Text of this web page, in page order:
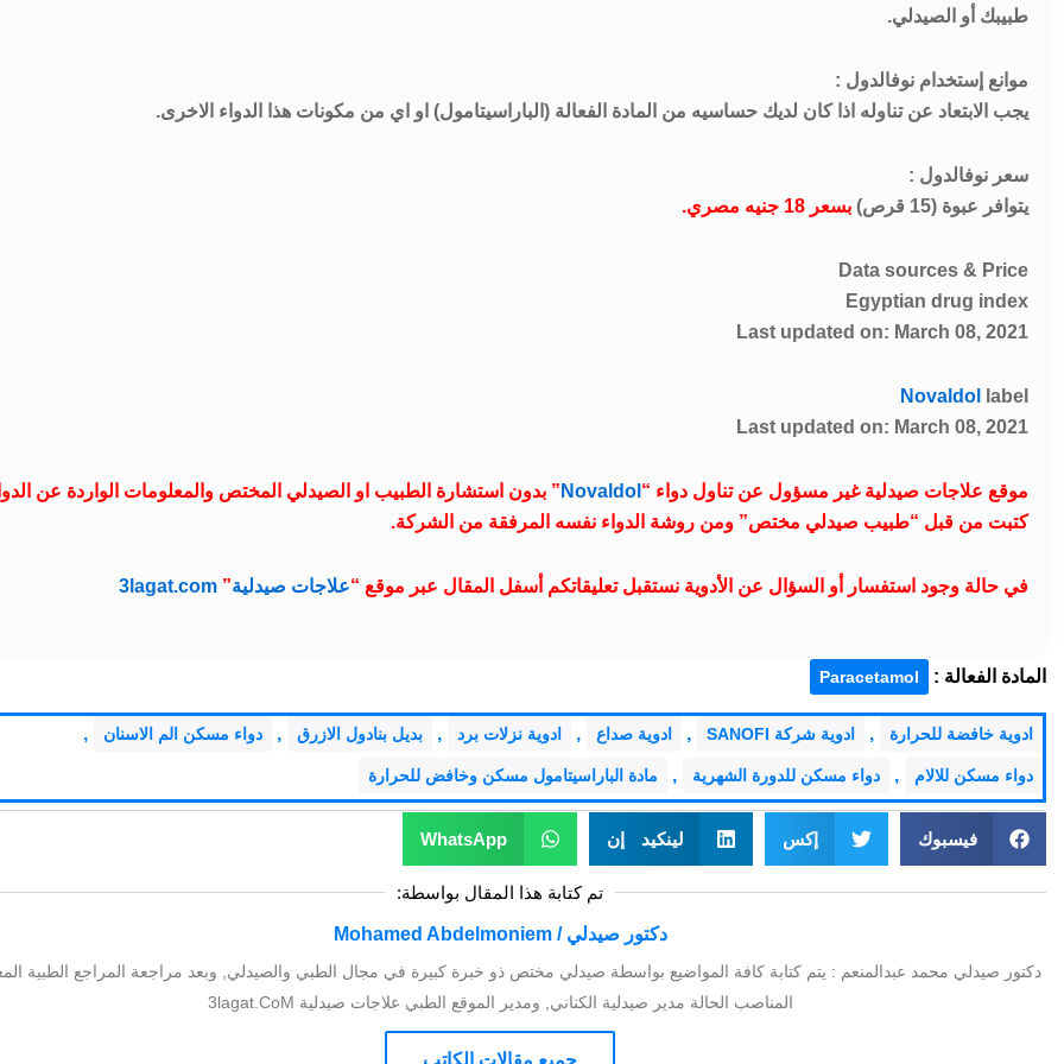
طبيبك أو الصيدلي.
موانع إستخدام نوفالدول :
يجب الابتعاد عن تناوله اذا كان لديك حساسيه من المادة الفعالة (الباراسيتامول) او اي من مكونات هذا الدواء الاخرى.
سعر نوفالدول :
يتوافر عبوة (15 قرص)
بسعر 18 جنيه مصري.
Data sources & Price
Egyptian drug index
Last updated on: March 08, 2021
Novaldol
label
Last updated on: March 08, 2021
موقع علاجات صيدلية غير مسؤول عن تناول دواء “ Novaldol ” بدون استشارة الطبيب او الصيدلي المختص والمعلومات الواردة عن
كتبت من قبل “طبيب صيدلي مختص” ومن روشة الدواء نفسه المرفقة من الشركة.
في حالة وجود استفسار أو السؤال عن الأدوية نستقبل تعليقاتكم أسفل المقال عبر موقع “علاجات صيدلية”
3lagat.com
المادة الفعالة : Paracetamol
ادوية خافضة للحرارة , ادوية شركة SANOFI , ادوية صداع , ادوية نزلات برد , بديل بنادول الازرق , دواء مسكن الم الاسنان ,
دواء مسكن للالام , دواء مسكن للدورة الشهرية , مادة الباراسيتامول مسكن وخافض للحرارة
فيسبوك إكس لينكيد إن WhatsApp
تم كتابة هذا المقال بواسطة:
دكتور صيدلي / Mohamed Abdelmoniem
دكتور صيدلي محمد عبدالمنعم : يتم كتابة كافة المواضيع بواسطة صيدلي مختص ذو خبرة كبيرة في مجال الطبي والصيدلي, وبعد مراجعة المراجع الطبية
المناصب الحالة مدير صيدلية الكناني, ومدير الموقع الطبي علاجات صيدلية 3lagat.CoM